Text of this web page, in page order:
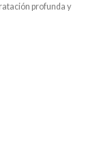
profunda y